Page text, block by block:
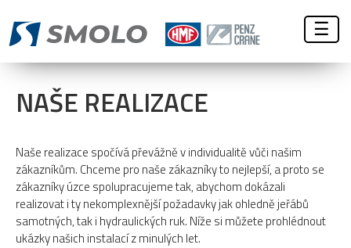
☰
NAŠE REALIZACE
Naše realizace spočívá převážně v individualitě vůči našim
zákazníkům. Chceme pro naše zákazníky to nejlepší, a proto se
zákazníky úzce spolupracujeme tak, abychom dokázali
realizovat i ty nekomplexnější požadavky jak ohledně jeřábů
samotných, tak i hydraulických ruk. Níže si můžete prohlédnout
ukázky našich instalací z minulých let.